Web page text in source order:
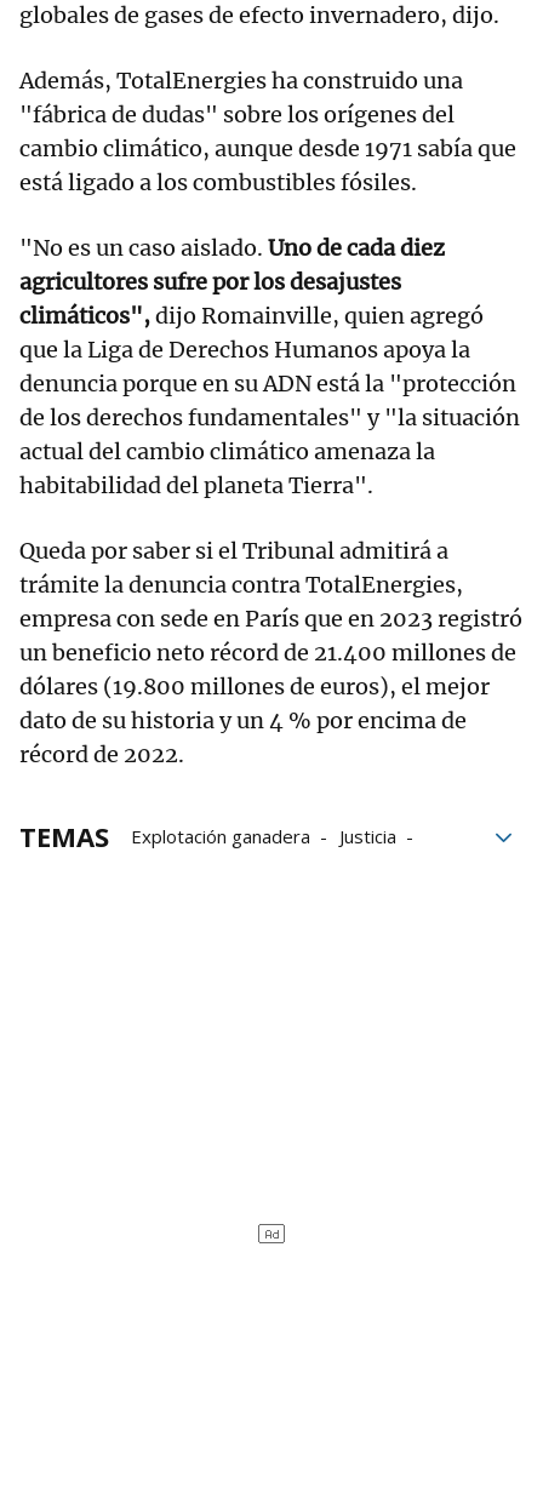
globales de gases de efecto invernadero, dijo.
Además, TotalEnergies ha construido una
"fábrica de dudas" sobre los orígenes del
cambio climático, aunque desde 1971 sabía que
está ligado a los combustibles fósiles.
"No es un caso aislado. Uno de cada diez
agricultores sufre por los desajustes
climáticos",dijo Romainville, quien agregó
que la Liga de Derechos Humanos apoya la
denuncia porque en su ADN está la "protección
de los derechos fundamentales" y "la situación
actual del cambio climático amenaza la
habitabilidad del planeta Tierra".
Queda por saber si el Tribunal admitirá a
trámite la denuncia contra TotalEnergies,
empresa con sede en París que en 2023 registró
un beneficio neto récord de 21.400 millones de
dólares (19.800 millones de euros), el mejor
dato de su historia y un 4 % por encima de
récord de 2022.
TEMAS Explotación ganadera
Justicia